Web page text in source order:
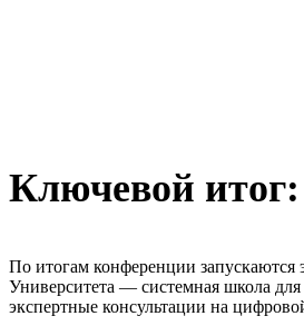
Ключевой
По итогам конференции
Университета — системная школа
экспертные консультации на